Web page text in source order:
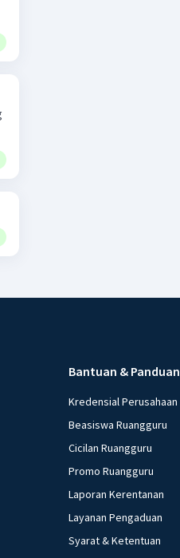
Bantuan & Panduan
Kredensial Perusahaan
Beasiswa Ruangguru
Cicilan Ruangguru
Promo Ruangguru
Laporan Kerentanan
Layanan Pengaduan
Syarat & Ketentuan